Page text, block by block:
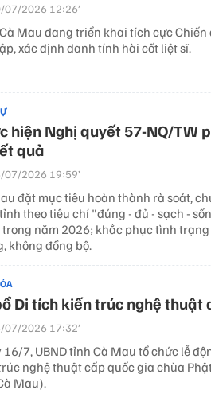
07/2026 12:26’
Mau đang triển khai tích cực
xác định danh tính hài cốt liệt sĩ.
hiện Nghị quyết 57-NQ/TW
quả
07/2026 19:59’
đặt mục tiêu hoàn thành rà soát,
theo tiêu chí "đúng - đủ - sạch -
năm 2026; khắc phục tình
không đồng bộ.
Di tích kiến trúc nghệ thuật
07/2026 17:32’
16/7, UBND tỉnh Cà Mau tổ chức lễ
nghệ thuật cấp quốc gia chùa
Mau).